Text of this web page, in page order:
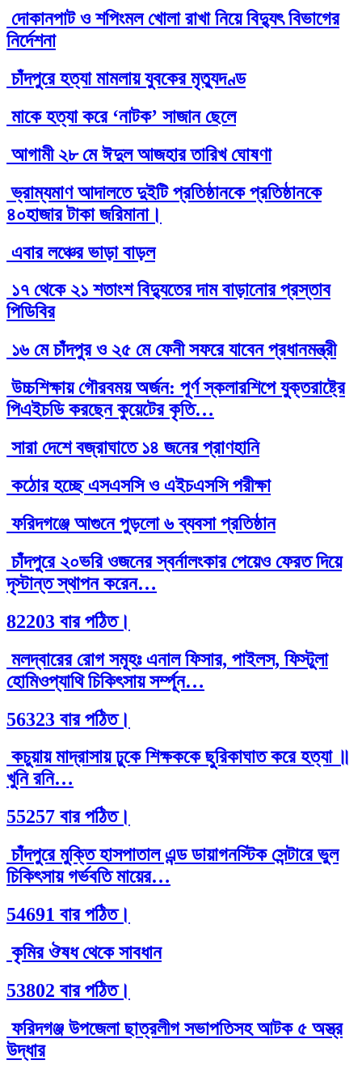
দোকানপাট ও শপিংমল খোলা রাখা নিয়ে বিদ্যুৎ বিভাগের
নির্দেশনা
চাঁদপুরে হত্যা মামলায় যুবকের মৃত্যুদণ্ড
মাকে হত্যা করে ‘নাটক’ সাজান ছেলে
আগামী ২৮ মে ঈদুল আজহার তারিখ ঘোষণা
ভ্রাম্যমাণ আদালতে দুইটি প্রতিষ্ঠানকে প্রতিষ্ঠানকে
৪০হাজার টাকা জরিমানা।
এবার লঞ্চের ভাড়া বাড়ল
১৭ থেকে ২১ শতাংশ বিদ্যুতের দাম বাড়ানোর প্রস্তাব
পিডিবির
১৬ মে চাঁদপুর ও ২৫ মে ফেনী সফরে যাবেন প্রধানমন্ত্রী
উচ্চশিক্ষায় গৌরবময় অর্জন: পূর্ণ স্কলারশিপে যুক্তরাষ্ট্রে
পিএইচডি করছেন কুয়েটের কৃতি…
সারা দেশে বজ্রাঘাতে ১৪ জনের প্রাণহানি
কঠোর হচ্ছে এসএসসি ও এইচএসসি পরীক্ষা
ফরিদগঞ্জে আগুনে পুড়লো ৬ ব্যবসা প্রতিষ্ঠান
চাঁদপুরে ২০ভরি ওজনের স্বর্নালংকার পেয়েও ফেরত দিয়ে
দৃস্টান্ত স্থাপন করেন…
82203 বার পঠিত।
মলদ্বারের রোগ সমূহঃ এনাল ফিসার, পাইলস, ফিস্টুলা
হোমিওপ্যাথি চিকিৎসায় সর্ম্পূন…
56323 বার পঠিত।
কচুয়ায় মাদ্রাসায় ঢুকে শিক্ষককে ছুরিকাঘাত করে হত্যা ॥
খুনি রনি…
55257 বার পঠিত।
চাঁদপুরে মুক্তি হাসপাতাল এন্ড ডায়াগনস্টিক সেন্টারে ভুল
চিকিৎসায় গর্ভবতি মায়ের…
54691 বার পঠিত।
কৃমির ঔষধ থেকে সাবধান
53802 বার পঠিত।
ফরিদগঞ্জ উপজেলা ছাত্রলীগ সভাপতিসহ আটক ৫ অস্ত্র
উদ্ধার